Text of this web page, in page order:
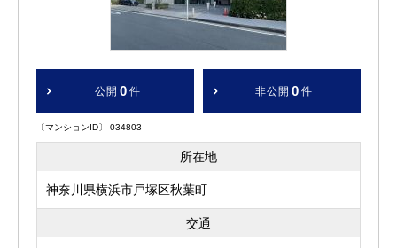
公開 0 件 非公開 0 件
〔マンションID〕 034803
所在地
神奈川県横浜市戸塚区秋葉町
交通